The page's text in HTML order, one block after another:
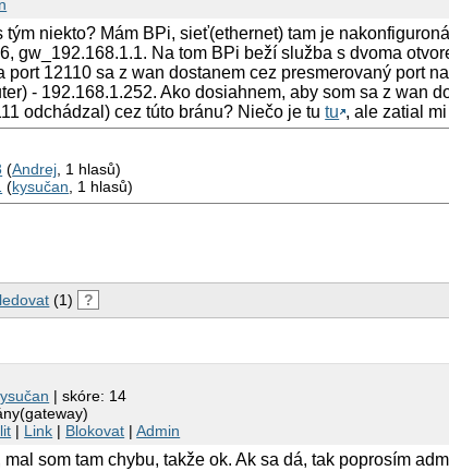
tým niekto? Mám BPi, sieť(ethernet) tam je
gw_192.168.1.1. Na tom BPi beží služba s dvoma
port 12110 sa z wan dostanem cez presmerovaný port
- 192.168.1.252. Ako dosiahnem, aby som sa z wan
odchádzal) cez túto bránu? Niečo je tutu , ale zatial
(Andrej , 1 hlasů)
(kysučan , 1 hlasů)
(1) ?
| skóre: 14
| Link | Blokovat |Admin
mal som tam chybu, takže ok. Ak sa dá, tak poprosím